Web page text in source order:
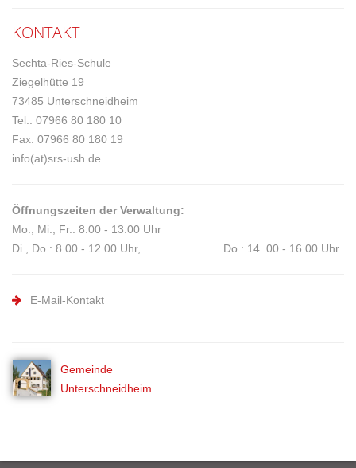
KONTAKT
Sechta-Ries-Schule
Ziegelhütte 19
73485 Unterschneidheim
Tel.: 07966 80 180 10
Fax: 07966 80 180 19
info(at)srs-ush.de
Öffnungszeiten der Verwaltung:
Mo., Mi., Fr.: 8.00 - 13.00 Uhr
Di., Do.: 8.00 - 12.00 Uhr, Do.: 14..00 - 16.00 Uhr
E-Mail-Kontakt
Gemeinde
Unterschneidheim